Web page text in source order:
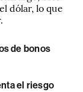
dólar, lo que
de bonos
el riesgo